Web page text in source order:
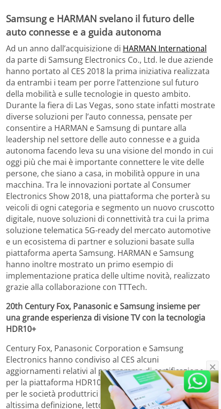
Samsung e HARMAN svelano il futuro delle
auto connesse e a guida autonoma
Ad un anno dall’acquisizione di HARMAN International
da parte di Samsung Electronics Co., Ltd. le due aziende
hanno portato al CES 2018 la prima iniziativa realizzata
da entrambi i team per porre l’attenzione sul futuro
della mobilità e sulle tecnologie in questo ambito.
Durante la fiera di Las Vegas, sono state infatti mostrate
diverse soluzioni per l’auto connessa, pensate per
consentire a HARMAN e Samsung di puntare alla
leadership nel settore delle auto connesse e a guida
autonoma facendo leva su una visione del mondo in cui
oggi più che mai è importante connettere le vite delle
persone, che siano a casa, in mobilità oppure in una
macchina. Tra le innovazioni portate al Consumer
Electronics Show 2018, una piattaforma che porterà su
veicoli di ogni categoria e segmento un nuovo cruscotto
digitale, nuove soluzioni di connettività tra cui la prima
soluzione telematica 5G-ready del mercato automotive
e un ecosistema di partner e soluzioni basate sulla
piattaforma aperta Samsung. HARMAN e Samsung
hanno inoltre mostrato un primo esempio di
implementazione pratica delle ultime novità, realizzato
grazie alla collaborazione con TTTech.
20th Century Fox, Panasonic e Samsung insieme per
una grande esperienza di visione TV con la tecnologia
HDR10+
Century Fox, Panasonic Corporation e Samsung
Electronics hanno condiviso al CES alcuni
aggiornamenti relativi al programma di certificazione
per la piattaforma HDR10+, che sarà presto disponibile
per le società produttrici di contenuti, i televisori ad
altissima definizione, lettori e registratori Blu-ray e